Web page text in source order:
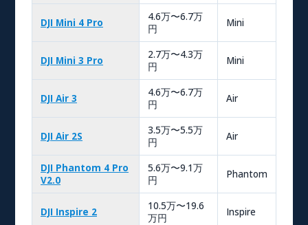
DJI Mini 4 Pro
4.6万〜6.7万
円
Mini
DJI Mini 3 Pro
2.7万〜4.3万
円
Mini
DJI Air 3
4.6万〜6.7万
円
Air
DJI Air 2S
3.5万〜5.5万
円
Air
DJI Phantom 4 Pro
V2.0
5.6万〜9.1万
円
Phantom
DJI Inspire 2
10.5万〜19.6
万円
Inspire